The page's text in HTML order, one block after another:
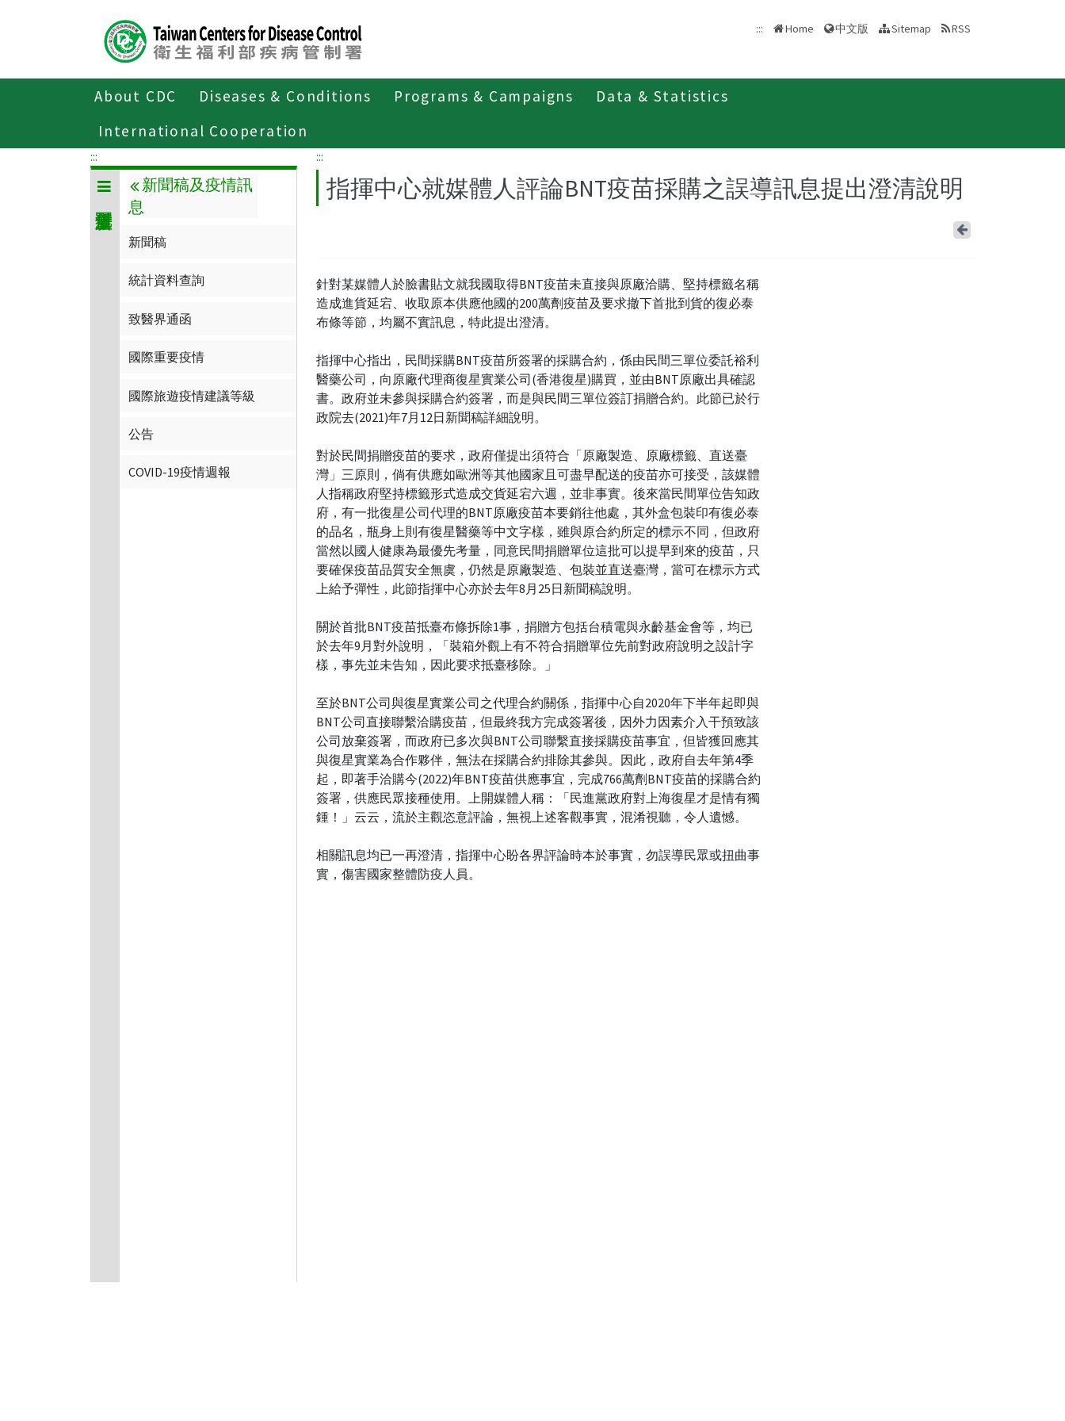
::: Home 中文版 Sitemap RSS
About CDC Diseases & Conditions Programs & Campaigns
Data & Statistics
International Cooperation
傳染病與防疫專題
:::
新聞稿及疫情訊
息
新聞稿
統計資料查詢
致醫界通函
國際重要疫情
國際旅遊疫情建議等級
公告
COVID-19疫情週報
:::
指揮中心就媒體人評論BNT疫苗採購之誤導訊息提出澄清說明
Back
針對某媒體人於臉書貼文就我國取得BNT疫苗未直接與原廠洽購、堅持標籤名稱
造成進貨延宕、收取原本供應他國的200萬劑疫苗及要求撤下首批到貨的復必泰
布條等節，均屬不實訊息，特此提出澄清。
指揮中心指出，民間採購BNT疫苗所簽署的採購合約，係由民間三單位委託裕利
醫藥公司，向原廠代理商復星實業公司(香港復星)購買，並由BNT原廠出具確認
書。政府並未參與採購合約簽署，而是與民間三單位簽訂捐贈合約。此節已於行
政院去(2021)年7月12日新聞稿詳細說明。
對於民間捐贈疫苗的要求，政府僅提出須符合「原廠製造、原廠標籤、直送臺
灣」三原則，倘有供應如歐洲等其他國家且可盡早配送的疫苗亦可接受，該媒體
人指稱政府堅持標籤形式造成交貨延宕六週，並非事實。後來當民間單位告知政
府，有一批復星公司代理的BNT原廠疫苗本要銷往他處，其外盒包裝印有復必泰
的品名，瓶身上則有復星醫藥等中文字樣，雖與原合約所定的標示不同，但政府
當然以國人健康為最優先考量，同意民間捐贈單位這批可以提早到來的疫苗，只
要確保疫苗品質安全無虞，仍然是原廠製造、包裝並直送臺灣，當可在標示方式
上給予彈性，此節指揮中心亦於去年8月25日新聞稿說明。
關於首批BNT疫苗抵臺布條拆除1事，捐贈方包括台積電與永齡基金會等，均已
於去年9月對外說明，「裝箱外觀上有不符合捐贈單位先前對政府說明之設計字
樣，事先並未告知，因此要求抵臺移除。」
至於BNT公司與復星實業公司之代理合約關係，指揮中心自2020年下半年起即與
BNT公司直接聯繫洽購疫苗，但最終我方完成簽署後，因外力因素介入干預致該
公司放棄簽署，而政府已多次與BNT公司聯繫直接採購疫苗事宜，但皆獲回應其
與復星實業為合作夥伴，無法在採購合約排除其參與。因此，政府自去年第4季
起，即著手洽購今(2022)年BNT疫苗供應事宜，完成766萬劑BNT疫苗的採購合約
簽署，供應民眾接種使用。上開媒體人稱：「民進黨政府對上海復星才是情有獨
鍾！」云云，流於主觀恣意評論，無視上述客觀事實，混淆視聽，令人遺憾。
相關訊息均已一再澄清，指揮中心盼各界評論時本於事實，勿誤導民眾或扭曲事
實，傷害國家整體防疫人員。